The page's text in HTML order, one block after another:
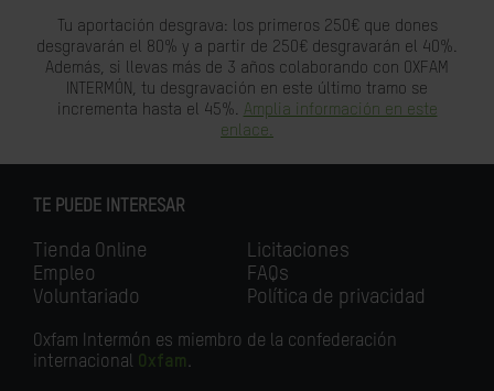
Tu aportación desgrava: los primeros 250€ que dones
desgravarán el 80% y a partir de 250€ desgravarán el 40%.
Además, si llevas más de 3 años colaborando con OXFAM
INTERMÓN, tu desgravación en este último tramo se
incrementa hasta el 45%. Amplia información en este
enlace.
TE PUEDE INTERESAR
Tienda Online
Empleo
Voluntariado
Licitaciones
FAQs
Política de privacidad
Oxfam Intermón es miembro de la confederación
internacional Oxfam.